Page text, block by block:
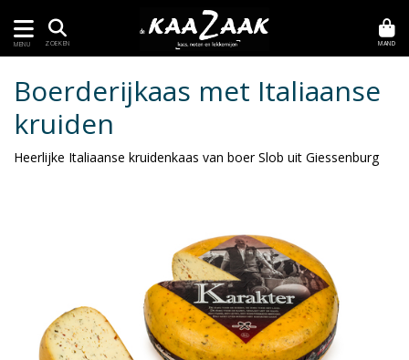
MENU ZOEKEN MAND
Boerderijkaas met Italiaanse
kruiden
Heerlijke Italiaanse kruidenkaas van boer Slob uit Giessenburg